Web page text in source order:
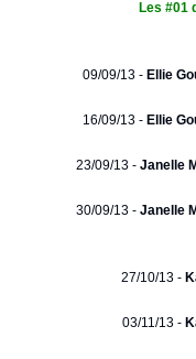
Les #01
09/09/13 - Ellie
16/09/13 - Ellie
23/09/13 - Janelle
30/09/13 - Janelle
27/10/13 -
03/11/13 -